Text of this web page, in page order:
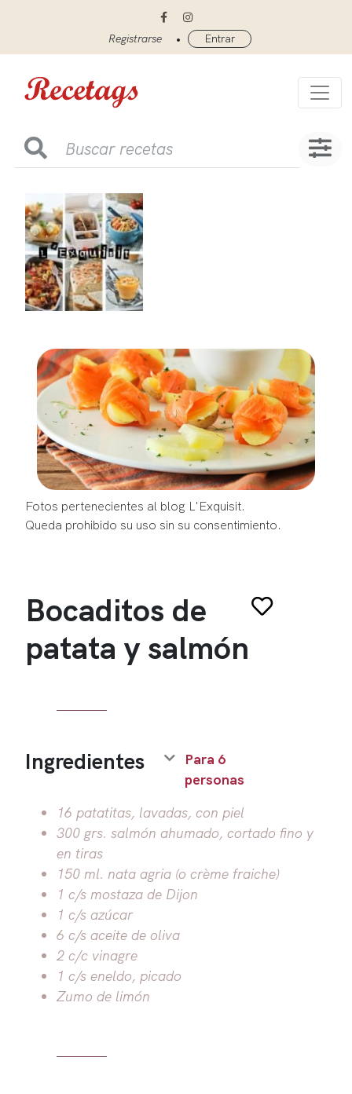
Registrarse • Entrar
Fotos pertenecientes al blog L'Exquisit.
Queda prohibido su uso sin su consentimiento.
Bocaditos de
patata y salmón
Ingredientes
Para 6
personas
16 patatitas, lavadas, con piel
300 grs. salmón ahumado, cortado fino y
en tiras
150 ml. nata agria (o crème fraiche)
1 c/s mostaza de Dijon
1 c/s azúcar
6 c/s aceite de oliva
2 c/c vinagre
1 c/s eneldo, picado
Zumo de limón